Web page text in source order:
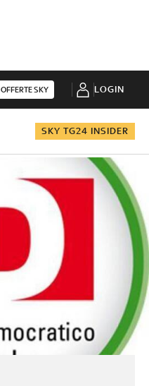
OFFERTE SKY LOGIN
SKY TG24 INSIDER